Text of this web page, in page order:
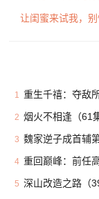
1 重生千禧：夺敌
2 烟火不相逢（61
3 魏家逆子成首辅
4 重回巅峰：前任
5 深山改造之路（